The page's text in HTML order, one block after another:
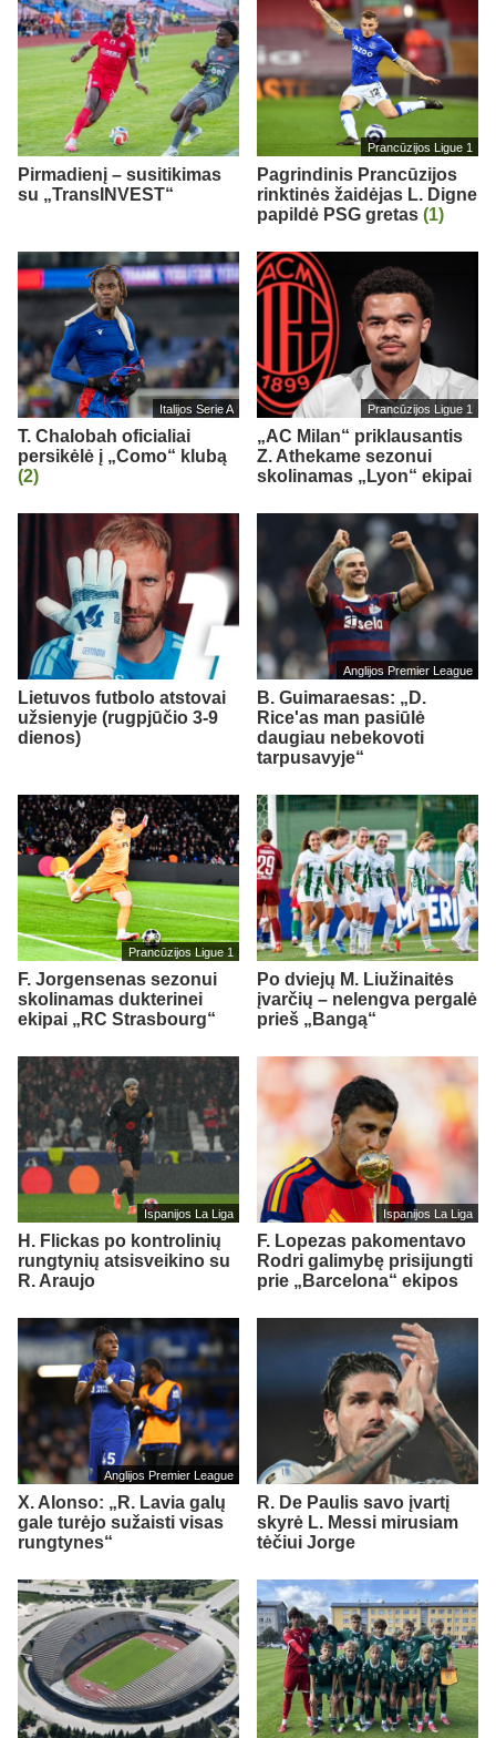
Pirmadienį – susitikimas
su „TransINVEST“
Prancūzijos Ligue 1
Pagrindinis Prancūzijos
rinktinės žaidėjas L. Digne
papildė PSG gretas (1)
Italijos Serie A
T. Chalobah oficialiai
persikėlė į „Como“ klubą
(2)
Prancūzijos Ligue 1
„AC Milan“ priklausantis
Z. Athekame sezonui
skolinamas „Lyon“ ekipai
Lietuvos futbolo atstovai
užsienyje (rugpjūčio 3-9
dienos)
Anglijos Premier League
B. Guimaraesas: „D.
Rice'as man pasiūlė
daugiau nebekovoti
tarpusavyje“
Prancūzijos Ligue 1
F. Jorgensenas sezonui
skolinamas dukterinei
ekipai „RC Strasbourg“
Po dviejų M. Liužinaitės
įvarčių – nelengva pergalė
prieš „Bangą“
Ispanijos La Liga
H. Flickas po kontrolinių
rungtynių atsisveikino su
R. Araujo
Ispanijos La Liga
F. Lopezas pakomentavo
Rodri galimybę prisijungti
prie „Barcelona“ ekipos
Anglijos Premier League
X. Alonso: „R. Lavia galų
gale turėjo sužaisti visas
rungtynes“
R. De Paulis savo įvartį
skyrė L. Messi mirusiam
tėčiui Jorge